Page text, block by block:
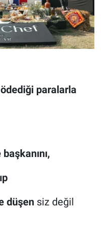
paralarla
düşen siz değil